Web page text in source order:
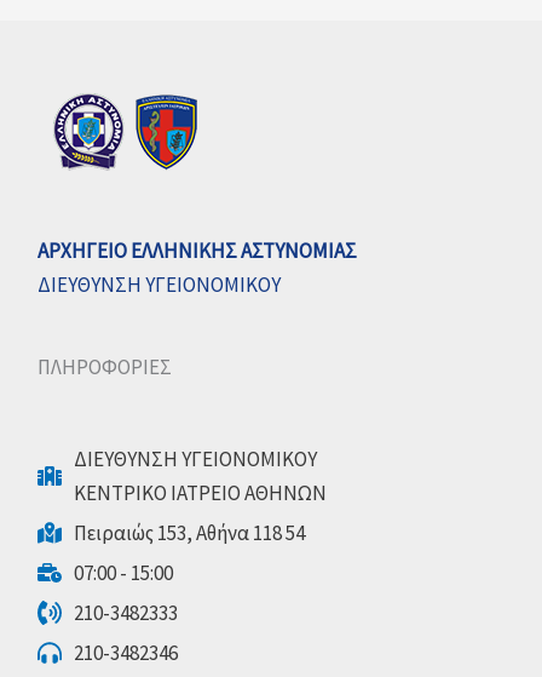
ΑΡΧΗΓΕΙΟ ΕΛΛΗΝΙΚΗΣ ΑΣΤΥΝΟΜΙΑΣ
ΔΙΕΥΘΥΝΣΗ ΥΓΕΙΟΝΟΜΙΚΟΥ
ΠΛΗΡΟΦΟΡΙΕΣ
ΔΙΕΥΘΥΝΣΗ ΥΓΕΙΟΝΟΜΙΚΟΥ
ΚΕΝΤΡΙΚΟ ΙΑΤΡΕΙΟ ΑΘΗΝΩΝ
Πειραιώς 153, Αθήνα 118 54
07:00 - 15:00
210-3482333
210-3482346